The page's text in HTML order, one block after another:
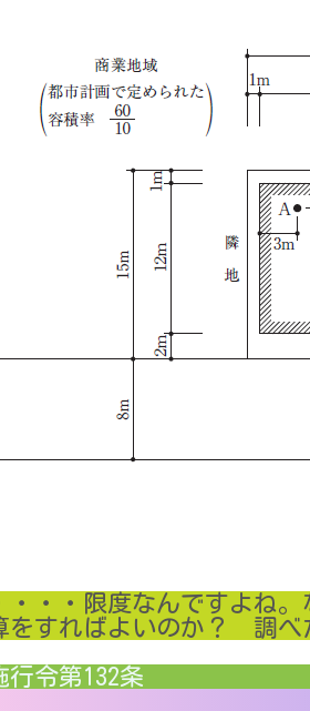
・・・限度なんですよね
をすればよいのか？ 調
行令第132条